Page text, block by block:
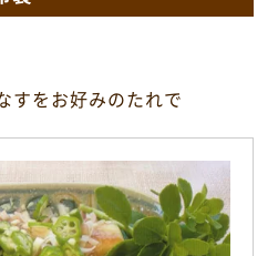
すをお好みのたれで